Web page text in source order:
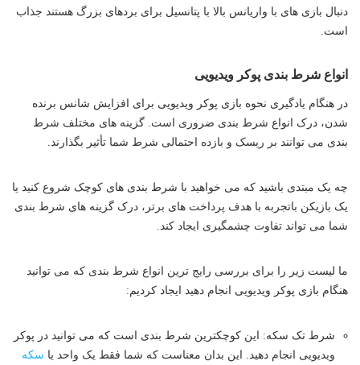
دنبال بازی های با واریانس بالا با پتانسیل برای بردهای بزرگ هستند جذاب
است.
انواع شرط بندی پوکر ویدیویی
در هنگام یادگیری نحوه بازی پوکر ویدیویی برای افزایش شانس برنده
شدن، درک انواع شرط بندی ضروری است. گزینه های مختلف شرط
بندی می توانند بر ریسک و بازده احتمالی شرط شما تأثیر بگذارند.
چه یک مبتدی باشید که می خواهید با شرط بندی های کوچک شروع کنید یا
یک بازیکن باتجربه با هدف پرداخت های برتر، درک گزینه های شرط بندی
شما می تواند تفاوت چشمگیری ایجاد کند.
ما لیست زیر را برای بررسی رایج ترین انواع شرط بندی که می توانید
هنگام بازی پوکر ویدیویی انجام دهید ایجاد کردیم:
شرط تک سکه: این کوچکترین شرط بندی است که می توانید در پوکر
ویدیویی انجام دهید. این بدان معناست که شما فقط یک واحد یا سکه